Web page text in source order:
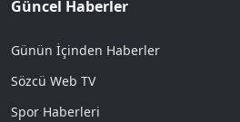
Güncel Haberler
Günün İçinden Haberler
Sözcü Web TV
Spor Haberleri